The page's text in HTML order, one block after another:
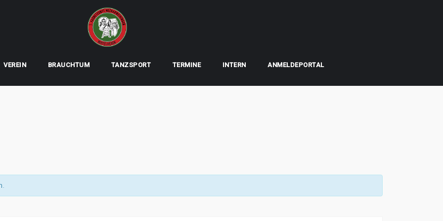
VEREIN BRAUCHTUM TANZSPORT TERMINE INTERN ANMELDEPORTAL